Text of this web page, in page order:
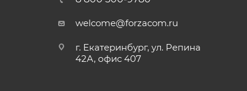
welcome@forzacom.ru
г. Екатеринбург, ул. Репина
42А, офис 407